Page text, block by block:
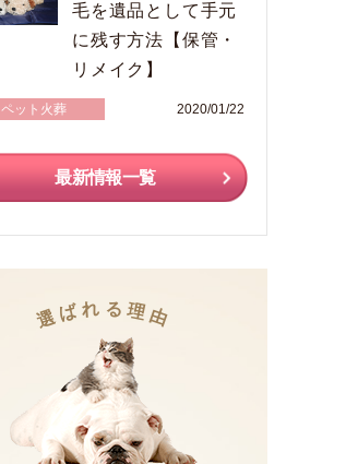
毛を遺品として手元
に残す方法【保管・
リメイク】
ペット火葬 2020/01/22
最新情報一覧
選ば れ る 理由